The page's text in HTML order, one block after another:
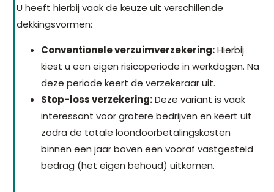
U heeft hierbij vaak de keuze uit verschillende
dekkingsvormen:
Conventionele verzuimverzekering:Hierbij
kiest u een eigen risicoperiode in werkdagen. Na
deze periode keert de verzekeraar uit.
Stop-loss verzekering:Deze variant is vaak
interessant voor grotere bedrijven en keert uit
zodra de totale loondoorbetalingskosten
binnen een jaar boven een vooraf vastgesteld
bedrag (het eigen behoud) uitkomen.